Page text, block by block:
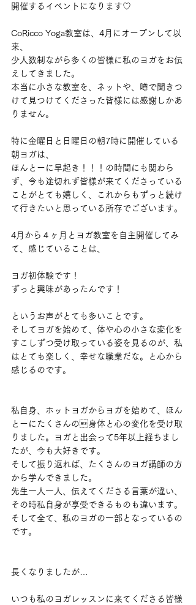
開催するイベントになります♡
CoRicco Yoga教室は、4月にオープンして以
来、
少人数制ながら多くの皆様に私のヨガをお伝
えしてきました。
本当に小さな教室を、ネットや、噂で聞きつ
けて見つけてくださった皆様には感謝しかあ
りません。
特に金曜日と日曜日の朝7時に開催している
朝ヨガは、
ほんとーに早起き！！！の時間にも関わら
ず、今も途切れず皆様が来てくださっている
ことがとても嬉しく、これからもずっと続け
て行きたいと思っている所存でございます。
4月から４ヶ月とヨガ教室を自主開催してみ
て、感じていることは、
ヨガ初体験です！
ずっと興味があったんです！
というお声がとても多いことです。
そしてヨガを始めて、体や心の小さな変化を
すこしずつ受け取っている姿を見るのが、私
はとても楽しく、幸せな職業だな。と心から
感じるのです。
私自身、ホットヨガからヨガを始めて、ほん
とーにたくさんの身体と心の変化を受け取
りました。ヨガと出会って5年以上経ちまし
たが、今も大好きです。
そして振り返れば、たくさんのヨガ講師の方
から学んできました。
先生一人一人、伝えてくださる言葉が違い、
その時私自身が享受できるものも違います。
そして全て、私のヨガの一部となっているの
です。
長くなりましたが…
いつも私のヨガレッスンに来てくださる皆様